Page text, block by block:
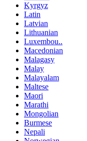
Kyrgyz
Latin
Latvian
Lithuanian
Luxembou..
Macedonian
Malagasy
Malay
Malayalam
Maltese
Maori
Marathi
Mongolian
Burmese
Nepali